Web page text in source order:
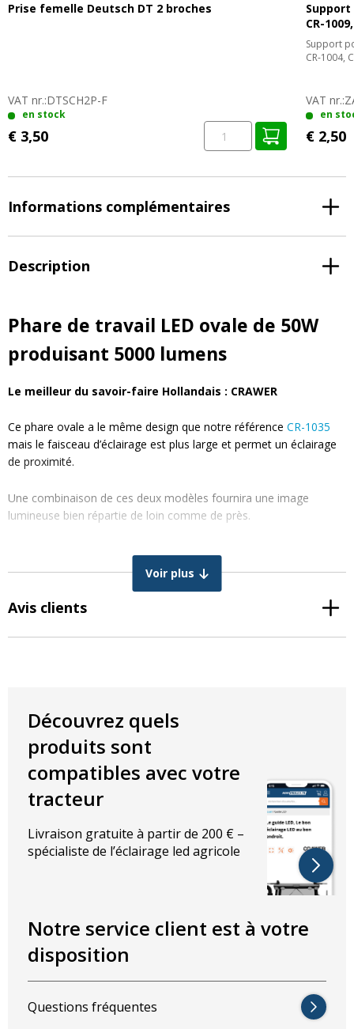
Prise femelle Deutsch DT 2 broches
VAT nr.:DTSCH2P-F
en stock
€ 3,50
Support
CR-
Support
CR-1004,
VAT nr.:
en
€ 2,50
Informations complémentaires
Description
Phare de travail LED ovale de 50W
produisant 5000 lumens
Le meilleur du savoir-faire Hollandais : CRAWER
Ce phare ovale a le même design que notre référence CR-1035
mais le faisceau d’éclairage est plus large et permet un éclairage
de proximité.
Une combinaison de ces deux modèles fournira une image
lumineuse bien répartie de loin comme de près.
Consultez notre article pour bien comprendre la différence :
ZOOM sur nos phares CR-1036 et CR-1035
Caractéristiques générales :
Boîtier : aluminium avec revêtement en poudre
Position d’éclairage : réglable, toutes les positions sont
possibles
Durée de vie : +30000 heures
Étanchéité : IP67
CISPR classe 4
Caractéristiques techniques :
Couleur lumière : Blanc froid
Température de la couleur : 6000K
Caractéristiques électriques :
Puissance totale : 50W
Tension : 10-32V
Dimensions en mm :
Voir plus
Avis clients
Découvrez quels
produits sont
compatibles avec votre
tracteur
Livraison gratuite à partir de 200 € –
spécialiste de l’éclairage led agricole
Notre service client est à votre
disposition
Questions fréquentes